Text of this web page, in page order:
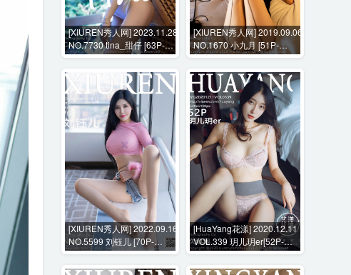
[XIUREN秀人网] 2023.11.28
NO.7730 tina_甜仔 [63P-
623MB]
[XIUREN秀人网] 2019.09.06
NO.1670 小九月 [51P-
136MB]
[XIUREN秀人网] 2022.09.16
NO.5599 刘钰儿 [70P-
560MB]
[HuaYang花漾] 2020.12.11
VOL.339 玥儿玥er[52P-
618MB]